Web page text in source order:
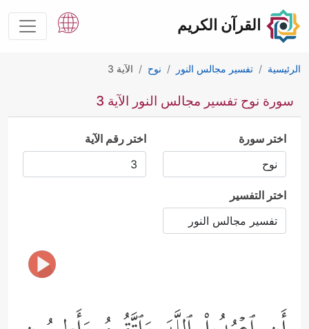
القرآن الكريم
الرئيسية تفسير مجالس النور نوح الآية 3
سورة نوح تفسير مجالس النور الآية 3
اختر سورة اختر رقم الآية
اختر التفسير